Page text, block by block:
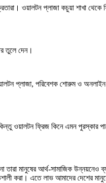
ওয়ালটন প্লাজা কচুয়া শাখা থেকে
তুলে দেন।
প্লাজা, পরিবেশক শোরুম ও
ওয়ালটন ফ্রিজ কিনে এমন পুরস্কার
তারা মানুষের আর্থ-সামাজিক
করা। এতে লাভ আমাদের দেশের